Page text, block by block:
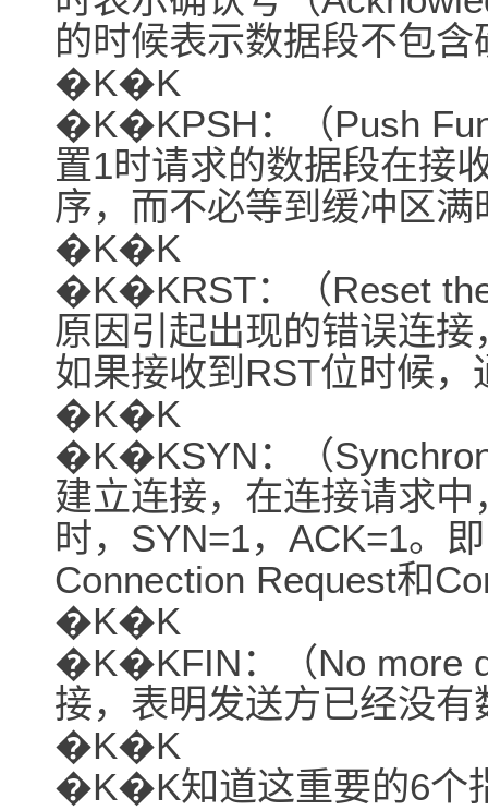
的时候表示数据段不包
�K�K
�K�KPSH：（Push
置1时请求的数据段在接
序，而不必等到缓冲区满
�K�K
�K�KRST：（Reset
原因引起出现的错误连
如果接收到RST位时候
�K�K
�K�KSYN：（
建立连接，在连接请求
时，SYN=1，ACK=1。
Connection Request和
�K�K
�K�KFIN：（No more
接，表明发送方已经没有
�K�K
�K�K知道这重要的6个